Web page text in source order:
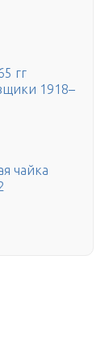
гг
1918–
чайка